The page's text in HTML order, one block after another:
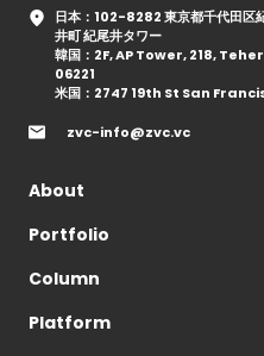
日本：102-8282 東京都千代田区
井町 紀尾井タワー
韓国：2F, AP Tower, 218,
06221
米国：2747 19th St San
zvc-info@zvc.vc
About
Portfolio
Column
Platform